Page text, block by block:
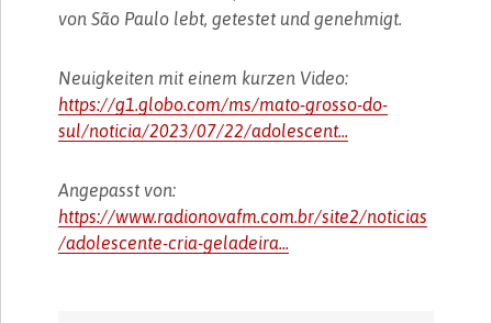
von São Paulo lebt, getestet und genehmigt.
Neuigkeiten mit einem kurzen Video:
https://g1.globo.com/ms/mato-grosso-do-
sul/noticia/2023/07/22/adolescent...
Angepasst von:
https://www.radionovafm.com.br/site2/noticias
/adolescente-cria-geladeira...